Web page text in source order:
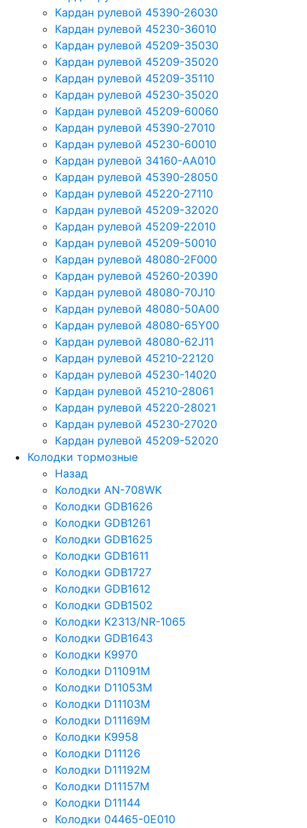
Кардан рулевой 45390-26030
Кардан рулевой 45230-36010
Кардан рулевой 45209-35030
Кардан рулевой 45209-35020
Кардан рулевой 45209-35110
Кардан рулевой 45230-35020
Кардан рулевой 45209-60060
Кардан рулевой 45390-27010
Кардан рулевой 45230-60010
Кардан рулевой 34160-AA010
Кардан рулевой 45390-28050
Кардан рулевой 45220-27110
Кардан рулевой 45209-32020
Кардан рулевой 45209-22010
Кардан рулевой 45209-50010
Кардан рулевой 48080-2F000
Кардан рулевой 45260-20390
Кардан рулевой 48080-70J10
Кардан рулевой 48080-50A00
Кардан рулевой 48080-65Y00
Кардан рулевой 48080-62J11
Кардан рулевой 45210-22120
Кардан рулевой 45230-14020
Кардан рулевой 45210-28061
Кардан рулевой 45220-28021
Кардан рулевой 45230-27020
Кардан рулевой 45209-52020
Колодки тормозные
Назад
Колодки AN-708WK
Колодки GDB1626
Колодки GDB1261
Колодки GDB1625
Колодки GDB1611
Колодки GDB1727
Колодки GDB1612
Колодки GDB1502
Колодки K2313/NR-1065
Колодки GDB1643
Колодки K9970
Колодки D11091M
Колодки D11053M
Колодки D11103M
Колодки D11169M
Колодки K9958
Колодки D11126
Колодки D11192M
Колодки D11157M
Колодки D11144
Колодки 04465-0E010